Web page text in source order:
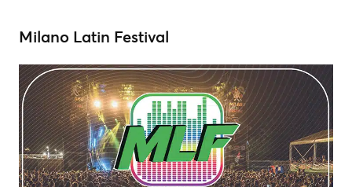
Milano Latin Festival